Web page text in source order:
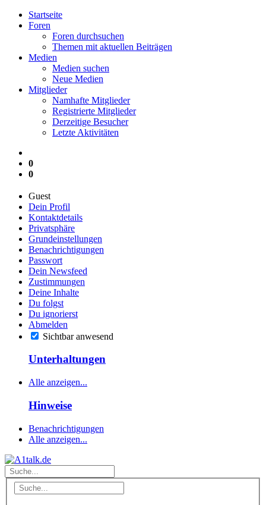
Startseite
Foren
Foren durchsuchen
Themen mit aktuellen Beiträgen
Medien
Medien suchen
Neue Medien
Mitglieder
Namhafte Mitglieder
Registrierte Mitglieder
Derzeitige Besucher
Letzte Aktivitäten
0
0
Guest
Dein Profil
Kontaktdetails
Privatsphäre
Grundeinstellungen
Benachrichtigungen
Passwort
Dein Newsfeed
Zustimmungen
Deine Inhalte
Du folgst
Du ignorierst
Abmelden
Sichtbar anwesend
Unterhaltungen
Alle anzeigen...
Hinweise
Benachrichtigungen
Alle anzeigen...